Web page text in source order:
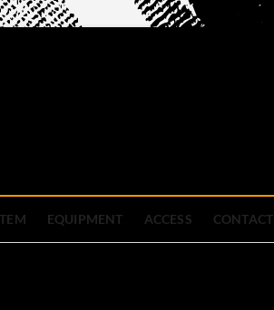
EQUIPMENT ACCESS CONTACT